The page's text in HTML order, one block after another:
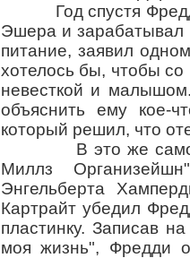
Год спустя Фредди,
Эшера и зарабатывал
питание, заявил
хотелось бы, чтобы
невесткой и
объяснить ему кое-
который решил, что
В это же самое
Миллз
Энгельберта
Картрайт убедил
пластинку. Записав
моя жизнь", Фредди